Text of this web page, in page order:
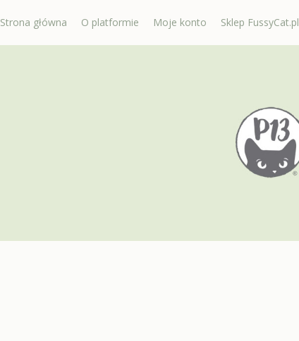
Strona główna O platformie Moje konto Sklep FussyCat.pl